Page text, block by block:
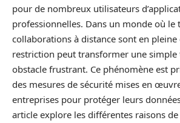
pour de nombreux utilisateurs
professionnelles. Dans un monde où le
collaborations à distance sont en pleine
restriction peut transformer une simple
obstacle frustrant. Ce phénomène est
des mesures de sécurité mises en
entreprises pour protéger leurs
article explore les différentes raisons de